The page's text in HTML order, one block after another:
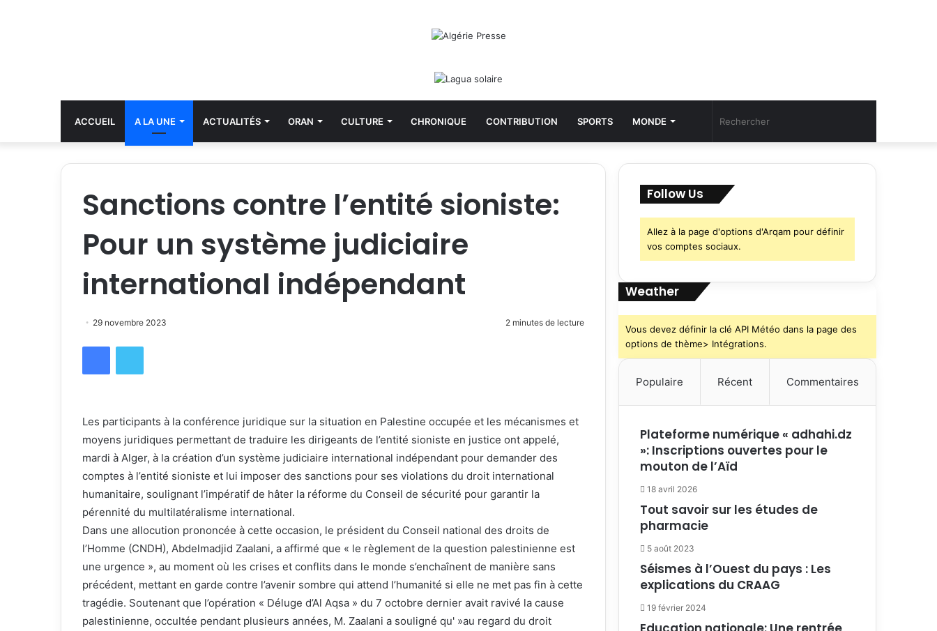
ACCUEIL A LA UNE ACTUALITÉS ORAN CULTURE CHRONIQUE CONTRIBUTION SPORTS MONDE Article
Aléatoire
Sanctions contre l’entité sioniste:
Pour un système judiciaire
international indépendant
29 novembre 2023 2 minutes de lecture
FacebookTwitter
Les participants à la conférence juridique sur la situation en Palestine occupée et les mécanismes et
moyens juridiques permettant de traduire les dirigeants de l’entité sioniste en justice ont appelé,
mardi à Alger, à la création d’un système judiciaire international indépendant pour demander des
comptes à l’entité sioniste et lui imposer des sanctions pour ses violations du droit international
humanitaire, soulignant l’impératif de hâter la réforme du Conseil de sécurité pour garantir la
pérennité du multilatéralisme international.
Dans une allocution prononcée à cette occasion, le président du Conseil national des droits de
l’Homme (CNDH), Abdelmadjid Zaalani, a affirmé que « le règlement de la question palestinienne est
une urgence », au moment où les crises et conflits dans le monde s’enchaînent de manière sans
précédent, mettant en garde contre l’avenir sombre qui attend l’humanité si elle ne met pas fin à cette
tragédie. Soutenant que l’opération « Déluge d’Al Aqsa » du 7 octobre dernier avait ravivé la cause
palestinienne, occultée pendant plusieurs années, M. Zaalani a souligné qu' »au regard du droit
Follow Us
Allez à la page d'options d'Arqam pour définir
vos comptes sociaux.
Weather
Vous devez définir la clé API Météo dans la page des
options de thème> Intégrations.
Populaire Récent Commentaires
Plateforme numérique « adhahi.dz
»: Inscriptions ouvertes pour le
mouton de l’Aïd
18 avril 2026
Tout savoir sur les études de
pharmacie
5 août 2023
Séismes à l’Ouest du pays : Les
explications du CRAAG
19 février 2024